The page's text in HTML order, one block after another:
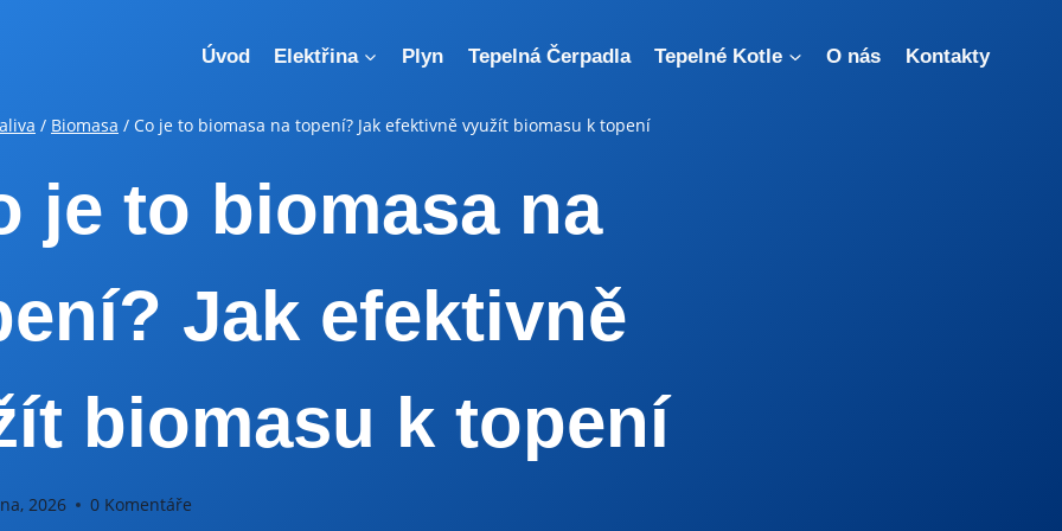
Úvod Elektřina Plyn Tepelná Čerpadla Tepelné Kotle O nás Kontakty
/ Biomasa / Co je to biomasa na topení? Jak efektivně využít biomasu k topení
je to biomasa na
Jak efektivně
biomasu k topení
2026 0 Komentáře